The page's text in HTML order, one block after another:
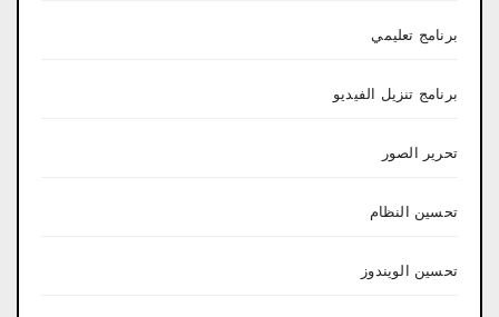
برنامج تعليمي
برنامج تنزيل الفيديو
تحرير الصور
تحسين النظام
تحسين الويندوز